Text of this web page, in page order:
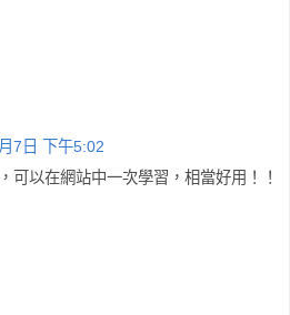
7日 下午5:02
可以在網站中一次學習，相當好用！！